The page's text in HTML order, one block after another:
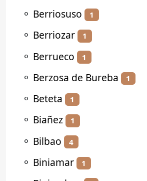
⚬ Berriosuso 1
⚬ Berriozar 1
⚬ Berrueco 1
⚬ Berzosa de Bureba 1
⚬ Beteta 1
⚬ Biañez 1
⚬ Bilbao 4
⚬ Biniamar 1